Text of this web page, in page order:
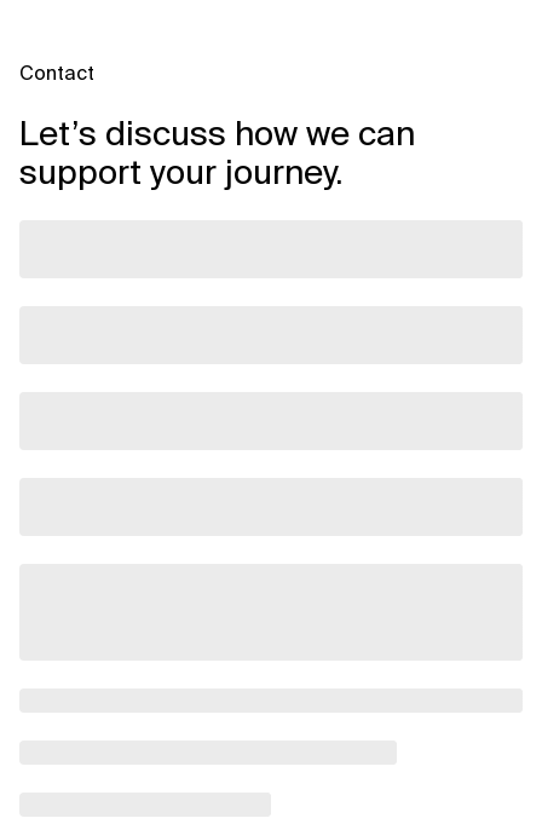
Contact
Let’s discuss how we can
support your journey.